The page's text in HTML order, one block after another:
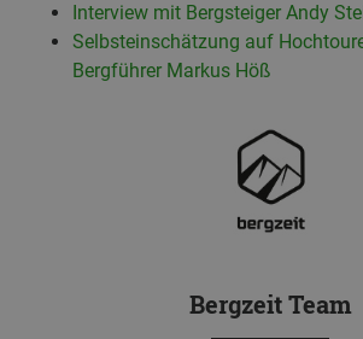
Interview mit Bergsteiger Andy
Selbsteinschätzung auf
Bergführer Markus Höß
Bergzeit Team